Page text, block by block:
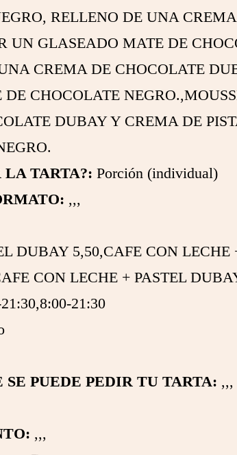
RELLENO DE UNA
UN GLASEADO MATE DE
CREMA DE CHOCOLATE
CHOCOLATE
DUBAY Y CREMA DE
LA TARTA?: Porción (individual)
,,,
DUBAY 5,50,CAFE CON
CON LECHE + PASTEL
21:30
PUEDE PEDIR TU TARTA: ,,,
,,,